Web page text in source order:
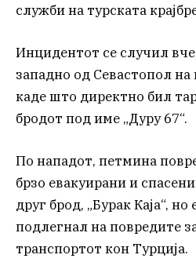
служби на турската
Инцидентот се случил
западно од Севастопол
каде што директно бил
бродот под име „Дуру 67“.
По нападот, петмина
брзо евакуирани и
друг брод, „Бурак Каја“,
подлегнал на повредите
транспортот кон Турција.